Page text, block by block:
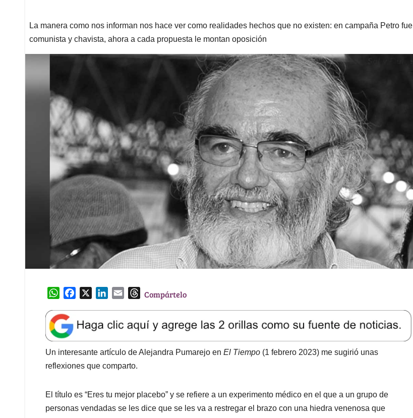
La manera como nos informan nos hace ver como realidades hechos que no existen: en campaña Petro fue
comunista y chavista, ahora a cada propuesta le montan oposición
W
a
t
s
A
p
e
b
o
o
k
e
d
I
l
T
e
a
d
Compártelo
Un interesante artículo de Alejandra Pumarejo en El Tiempo (1 febrero 2023) me sugirió unas
reflexiones que comparto.
El título es “Eres tu mejor placebo” y se refiere a un experimento médico en el que a un grupo de
personas vendadas se les dice que se les va a restregar el brazo con una hiedra venenosa que